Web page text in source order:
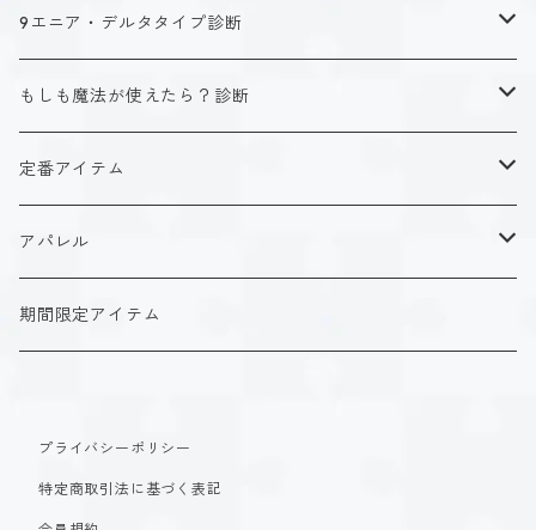
キャラクタータイプ
ISTJ（新田 理央）
ISFJ（花園 明日香）
INFP（夜月 夢乃）
定番アイテム
アクリルストラップ
アクリルスタンド
9エニア・デルタタイプ診断
キャラクタータイプ
タイプ１-正す人
タイプ２-助ける人
ホーリーデザイン
ダークデザイン
定番アイテム
アクリルスタンド
マグカップ
もしも魔法が使えたら？診断
魔法スタイル
生命魔法~Vitality~
自然魔法~Elemental~
創造魔法~Genesis~
αシリーズ
βシリーズ
アクリルストラップ
アクリルスタンド
定番アイテム
アクリルストラップ
アクリルスタンド
アパレル
Tシャツ
パーカー
期間限定アイテム
プライバシーポリシー
特定商取引法に基づく表記